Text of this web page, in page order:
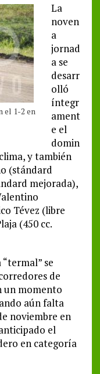
el 1-2 en
La
noven
a
jornad
a se
desarr
olló
íntegr
ament
e el
domin
y también
(stándard
mejorada),
Tévez (libre
(450 cc.
se
de
un momento
aún falta
noviembre en
el
en categoría